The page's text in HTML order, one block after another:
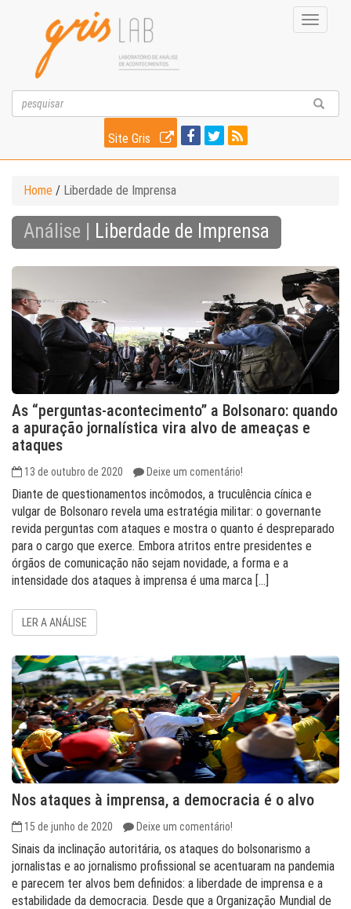
Toggle
Site Gris
Home / Liberdade de Imprensa
Análise | Liberdade de Imprensa
As “perguntas-acontecimento” a Bolsonaro: quando
a apuração jornalística vira alvo de ameaças e
ataques
13 de outubro de 2020 Deixe um comentário!
Diante de questionamentos incômodos, a truculência cínica e
vulgar de Bolsonaro revela uma estratégia militar: o governante
revida perguntas com ataques e mostra o quanto é despreparado
para o cargo que exerce. Embora atritos entre presidentes e
órgãos de comunicação não sejam novidade, a forma e a
intensidade dos ataques à imprensa é uma marca […]
LER A ANÁLISE
Nos ataques à imprensa, a democracia é o alvo
15 de junho de 2020 Deixe um comentário!
Sinais da inclinação autoritária, os ataques do bolsonarismo a
jornalistas e ao jornalismo profissional se acentuaram na pandemia
e parecem ter alvos bem definidos: a liberdade de imprensa e a
estabilidade da democracia. Desde que a Organização Mundial de